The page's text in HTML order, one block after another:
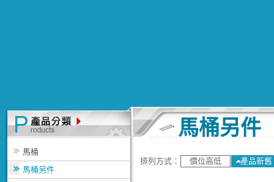
馬桶
馬桶另件
馬桶另件
排列方式： 價位高低 產品新舊